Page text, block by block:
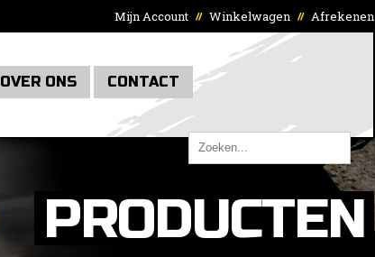
Mijn Account // Winkelwagen // Afrekenen
OVER ONS CONTACT
PRODUCTEN